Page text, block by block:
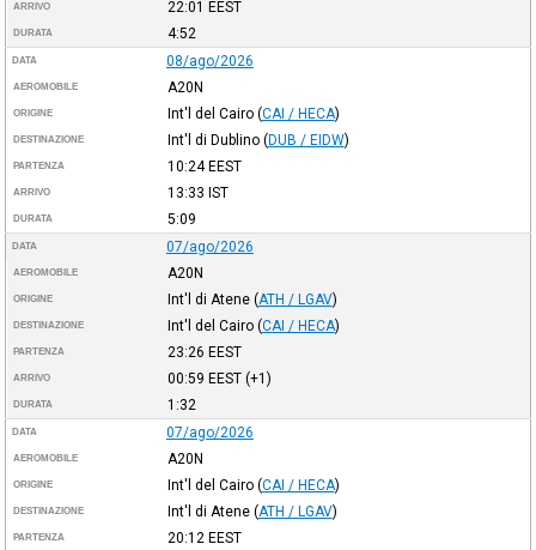
ARRIVO 22:01 EEST
DURATA 4:52
DATA 08/ago/2026
AEROMOBILE A20N
ORIGINE Int'l del Cairo (CAI / HECA)
DESTINAZIONE Int'l di Dublino (DUB / EIDW)
PARTENZA 10:24EEST
ARRIVO 13:33 IST
DURATA 5:09
DATA 07/ago/2026
AEROMOBILE A20N
ORIGINE Int'l di Atene (ATH / LGAV)
DESTINAZIONE Int'l del Cairo (CAI / HECA)
PARTENZA 23:26 EEST
ARRIVO 00:59 EEST(+1)
DURATA 1:32
DATA 07/ago/2026
AEROMOBILE A20N
ORIGINE Int'l del Cairo (CAI / HECA)
DESTINAZIONE Int'l di Atene (ATH / LGAV)
PARTENZA 20:12 EEST